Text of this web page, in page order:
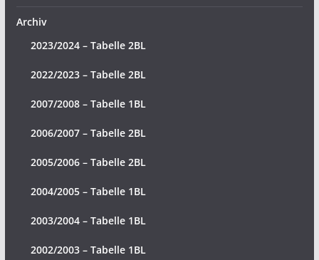
Archiv
2023/2024 – Tabelle 2BL
2022/2023 – Tabelle 2BL
2007/2008 – Tabelle 1BL
2006/2007 – Tabelle 2BL
2005/2006 – Tabelle 2BL
2004/2005 – Tabelle 1BL
2003/2004 – Tabelle 1BL
2002/2003 – Tabelle 1BL